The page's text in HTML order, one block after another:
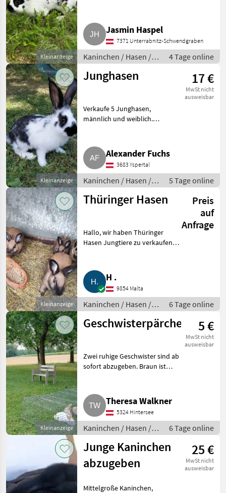
Kleinanzeige
Jasmin Haspel
7371 Unterrabnitz-Schwendgraben
Kaninchen / Hasen /
Jungkaninchen
4 Tage online
Kleinanzeige
Junghasen 17 €
MwSt nicht
ausweisbar
Verkaufe 5 Junghasen,
männlich und weiblich.
Alexander Fuchs
3683 Yspertal
Kaninchen / Hasen /
Jungkaninchen
5 Tage online
Kleinanzeige
Thüringer Hasen
Preis
auf
Anfrage
Hallo, wir haben Thüringer
Hasen Jungtiere zu verkaufen.
H .
9854 Malta
Kaninchen / Hasen /
Jungkaninchen
6 Tage online
Kleinanzeige
Geschwisterpärchen 5 €
MwSt nicht
ausweisbar
Zwei ruhige Geschwister sind ab
sofort abzugeben. Braun ist
Preis. Liebe Grüße, Theresa und
Familie. KaniTheresa Walkner
5324 Hintersee
Kaninchen / Hasen /
Jungkaninchen
6 Tage online
Junge Kaninchen
abzugeben
25 €
MwSt nicht
ausweisbar
Mittelgroße Kaninchen,